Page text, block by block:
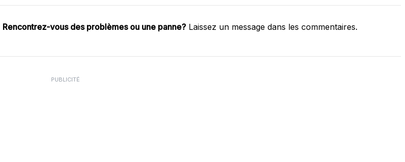
Rencontrez-vous des problèmes ou une panne? Laissez un message dans les commentaires.
PUBLICITÉ